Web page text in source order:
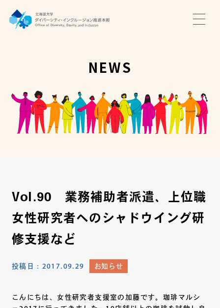
推進本部について
アクセス・お問い合わせ
NEWS
Vol.90 業務補助者派遣、上位職
女性研究者へのシャドウイング研
修支援など
投稿日： 2017.09.29 お知らせ
こんにちは、女性研究者支援室の加藤です。珈琲マルシ